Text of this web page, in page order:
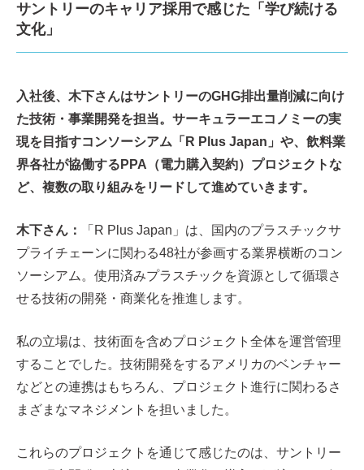
サントリーのキャリア採用で感じた「学び続ける
文化」
入社後、木下さんはサントリーのGHG排出量削減に向け
た技術・事業開発を担当。サーキュラーエコノミーの実
現を目指すコンソーシアム「R Plus Japan」や、飲料業
界各社が協働するPPA（電力購入契約）プロジェクトな
ど、複数の取り組みをリードして進めていきます。
木下さん：
「R Plus Japan」は、国内のプラスチックサ
プライチェーンに関わる48社が参画する業界横断のコン
ソーシアム。使用済みプラスチックを資源として循環さ
せる技術の開発・商業化を推進します。
私の立場は、技術面を含めプロジェクト全体を運営管理
することでした。技術開発をするアメリカのベンチャー
などとの連携はもちろん、プロジェクト進行に関わるさ
まざまなマネジメントを担いました。
これらのプロジェクトを通じて感じたのは、サントリー